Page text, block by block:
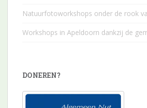
Natuurfotoworkshops onder de rook
Workshops in Apeldoorn dankzij de
DONEREN?